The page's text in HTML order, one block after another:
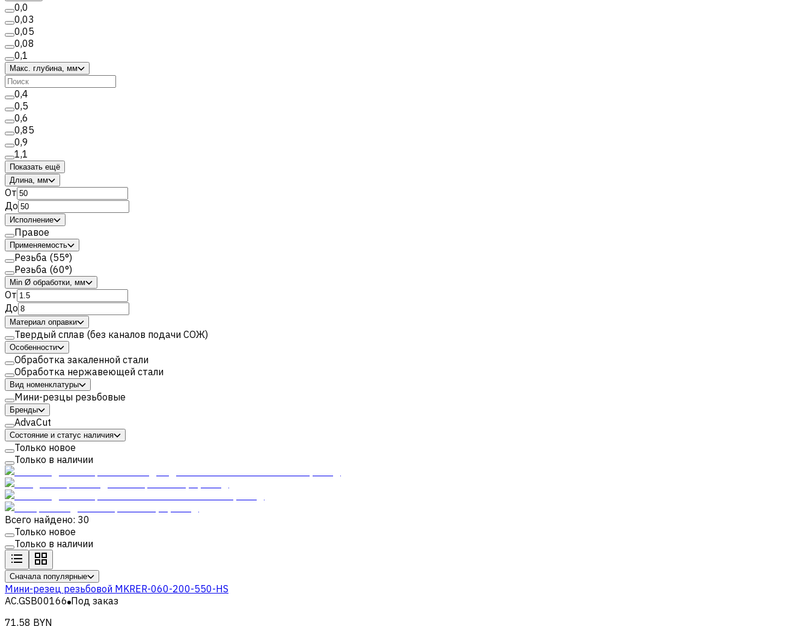
0,0
0,03
0,05
0,08
0,1
Макс. глубина, мм
0,4
0,5
0,6
0,85
0,9
1,1
Показать ещё
Длина, мм
От
До
Исполнение
Правое
Применяемость
Резьба (55°)
Резьба (60°)
Min Ø обработки, мм
От
До
Материал оправки
Твердый сплав (без каналов подачи СОЖ)
Особенности
Обработка закаленной стали
Обработка нержавеющей стали
Вид номенклатуры
Мини-резцы резьбовые
Бренды
AdvaCut
Состояние и статус наличия
Только новое
Только в наличии
Всего найдено: 30
Только новое
Только в наличии
Сначала популярные
Мини-резец резьбовой MKRER-060-200-550-HS
AC.GSB00166 Под заказ
71,58 BYN